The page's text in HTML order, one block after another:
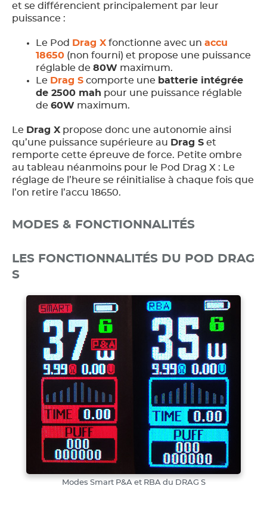
et se différencient principalement par leur
puissance :
Le Pod Drag X fonctionne avec un accu
18650 (non fourni) et propose une puissance
réglable de 80W maximum.
Le Drag S comporte une batterie intégrée
de 2500 mah pour une puissance réglable
de 60W maximum.
Le Drag X propose donc une autonomie ainsi
qu’une puissance supérieure au Drag S et
remporte cette épreuve de force. Petite ombre
au tableau néanmoins pour le Pod Drag X : Le
réglage de l’heure se réinitialise à chaque fois que
l’on retire l’accu 18650.
MODES & FONCTIONNALITÉS
LES FONCTIONNALITÉS DU POD DRAG
S
Modes Smart P&A et RBA du DRAG S